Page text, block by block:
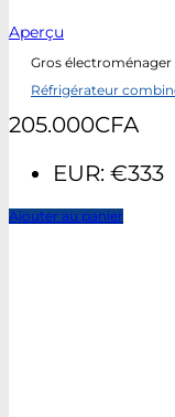
Aperçu
Gros électroménager
Réfrigérateur
205.000CFA
EUR: €333
Ajouter au panier